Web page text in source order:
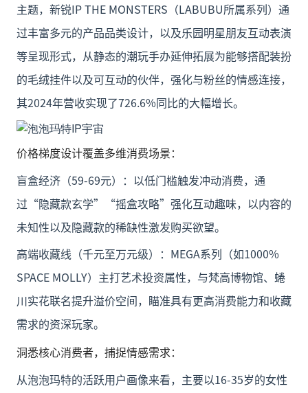
主题，新锐IP THE MONSTERS（LABUBU所属系列）通
过丰富多元的产品品类设计，以及乐园明星朋友互动表演
等呈现形式，从静态的潮玩手办延伸拓展为能够搭配装扮
的毛绒挂件以及可互动的伙伴，强化与粉丝的情感连接，
其2024年营收实现了726.6%同比的大幅增长。
价格梯度设计覆盖多维消费场景：
盲盒经济（59-69元）：以低门槛触发冲动消费，通
过“隐藏款玄学”“摇盒攻略”强化互动趣味，以内容的
未知性以及隐藏款的稀缺性激发购买欲望。
高端收藏线（千元至万元级）：MEGA系列（如1000%
SPACE MOLLY）主打艺术投资属性，与梵高博物馆、蜷
川实花联名提升溢价空间，瞄准具有更高消费能力和收藏
需求的资深玩家。
洞悉核心消费者，捕捉情感需求：
从泡泡玛特的活跃用户画像来看，主要以16-35岁的女性